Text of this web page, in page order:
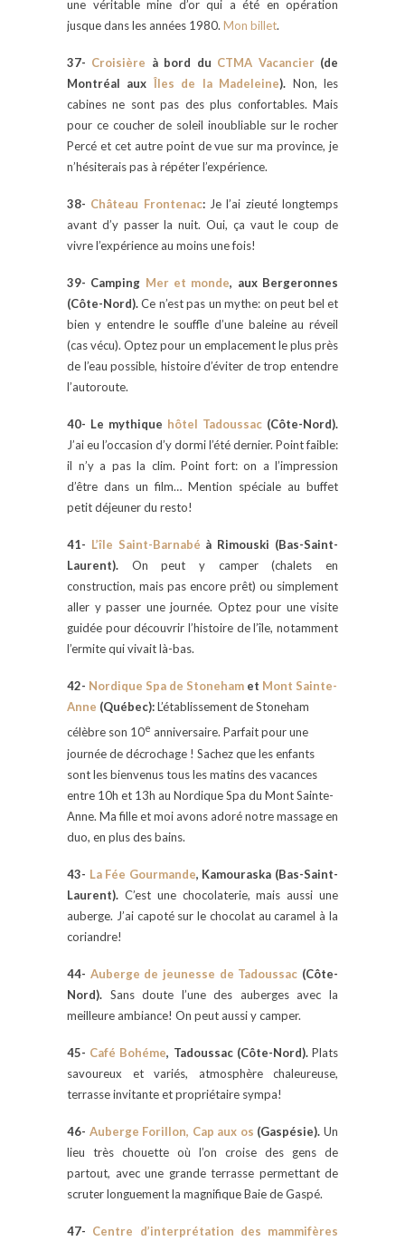
une véritable mine d’or qui a été en opération
jusque dans les années 1980. Mon billet.
37- Croisière à bord du CTMA Vacancier (de
Montréal aux Îles de la Madeleine). Non, les
cabines ne sont pas des plus confortables. Mais
pour ce coucher de soleil inoubliable sur le rocher
Percé et cet autre point de vue sur ma province, je
n’hésiterais pas à répéter l’expérience.
38- Château Frontenac:Je l’ai zieuté longtemps
avant d’y passer la nuit. Oui, ça vaut le coup de
vivre l’expérience au moins une fois!
39- Camping Mer et monde, aux Bergeronnes
(Côte-Nord).Ce n’est pas un mythe: on peut bel et
bien y entendre le souffle d’une baleine au réveil
(cas vécu). Optez pour un emplacement le plus près
de l’eau possible, histoire d’éviter de trop entendre
l’autoroute.
40- Le mythique hôtel Tadoussac (Côte-Nord).
J’ai eu l’occasion d’y dormi l’été dernier. Point faible:
il n’y a pas la clim. Point fort: on a l’impression
d’être dans un film… Mention spéciale au buffet
petit déjeuner du resto!
41- L’île Saint-Barnabé à Rimouski (Bas-Saint-
Laurent). On peut y camper (chalets en
construction, mais pas encore prêt) ou simplement
aller y passer une journée. Optez pour une visite
guidée pour découvrir l’histoire de l’île, notamment
l’ermite qui vivait là-bas.
42- Nordique Spa de Stoneham et Mont Sainte-
Anne (Québec):L’établissement de Stoneham
célèbre son 10e anniversaire. Parfait pour une
journée de décrochage ! Sachez que les enfants
sont les bienvenus tous les matins des vacances
entre 10h et 13h au Nordique Spa du Mont Sainte-
Anne. Ma fille et moi avons adoré notre massage en
duo, en plus des bains.
43- La Fée Gourmande, Kamouraska (Bas-Saint-
Laurent). C’est une chocolaterie, mais aussi une
auberge. J’ai capoté sur le chocolat au caramel à la
coriandre!
44- Auberge de jeunesse de Tadoussac (Côte-
Nord). Sans doute l’une des auberges avec la
meilleure ambiance! On peut aussi y camper.
45- Café Bohéme, Tadoussac (Côte-Nord).Plats
savoureux et variés, atmosphère chaleureuse,
terrasse invitante et propriétaire sympa!
46- Auberge Forillon, Cap aux os (Gaspésie). Un
lieu très chouette où l’on croise des gens de
partout, avec une grande terrasse permettant de
scruter longuement la magnifique Baie de Gaspé.
47- Centre d’interprétation des mammifères